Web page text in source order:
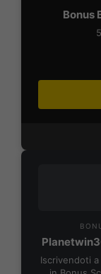
Bonus
Iscrivendoti